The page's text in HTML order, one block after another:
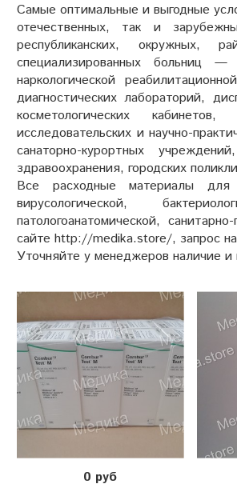
Самые оптимальные и выгодные
отечественных, так и
республиканских, окружных,
специализированных больниц
наркологической
диагностических лабораторий,
косметологических
исследовательских и научно-
санаторно-курортных
здравоохранения, городских
Все расходные материалы для
вирусологической,
патологоанатомической,
сайте http://medika.store/, запрос
Уточняйте у менеджеров наличие
0 руб